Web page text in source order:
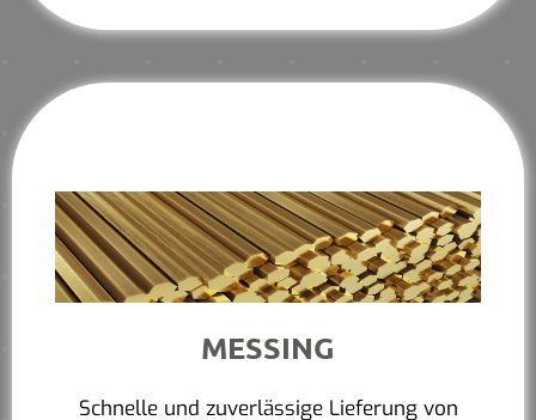
MESSING
Schnelle und zuverlässige Lieferung von